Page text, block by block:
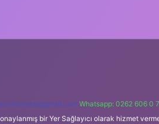
Whatsapp: 0262 606 0
bir Yer Sağlayıcı olarak hizmet